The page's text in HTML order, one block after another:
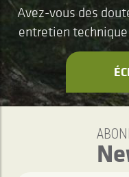
Avez-vous des
entretien technique